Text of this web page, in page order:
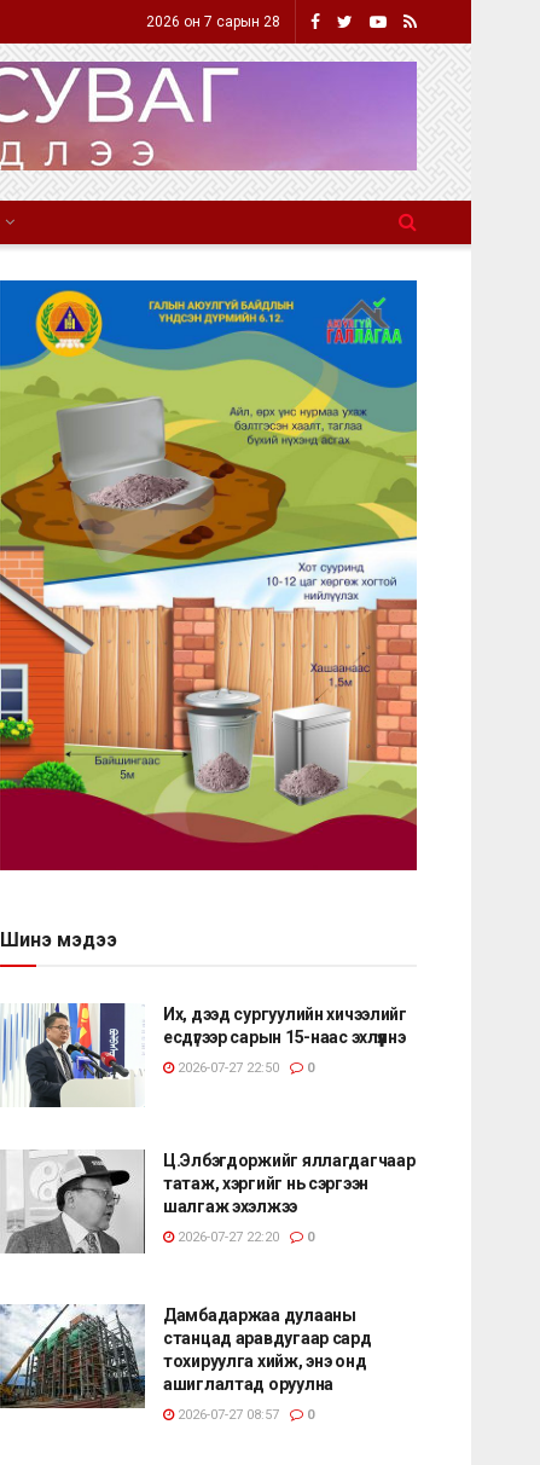
2026 он 7 сарын 28
Шинэ мэдээ
Их, дээд сургуулийн хичээлийг
есдүгээр сарын 15-наас эхлүүлнэ
2026-07-27 22:50 0
Ц.Элбэгдоржийг яллагдагчаар
татаж, хэргийг нь сэргээн
шалгаж эхэлжээ
2026-07-27 22:20 0
Дамбадаржаа дулааны
станцад аравдугаар сард
тохируулга хийж, энэ онд
ашиглалтад оруулна
2026-07-27 08:57 0